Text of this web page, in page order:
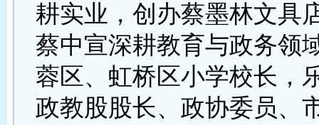
耕实业，创办蔡墨林文具
蔡中宣深耕教育与政务领
蓉区、虹桥区小学校长，
政教股股长、政协委员、